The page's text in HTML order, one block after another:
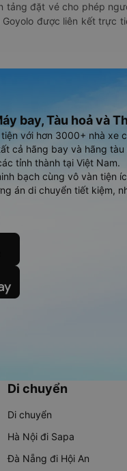
tảng đặt vé cho phép
được liên kết trực
bay, Tàu hoả và
với hơn 3000+ nhà xe
cả hãng bay và hãng
tỉnh thành tại Việt Nam.
bạch cùng vô vàn tiện
án di chuyển tiết kiệm,
Di chuyển
Di chuyển
Hà Nội đi Sapa
Đà Nẵng đi Hội An